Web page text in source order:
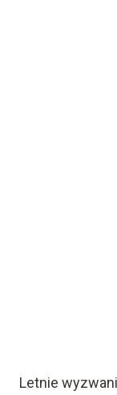
Letnie